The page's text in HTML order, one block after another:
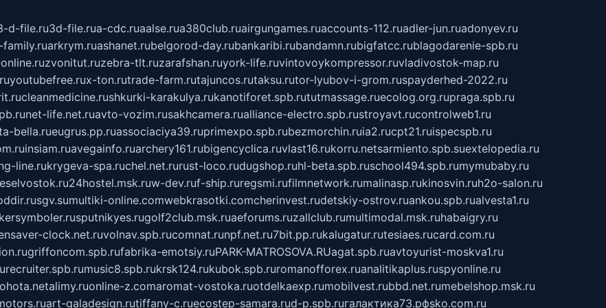
d-file.ru3d-file.rua-cdc.ruaalse.rua380club.ruairgungames.ruaccounts-112.ruadler-jun.ruadonyev.ru
family.ruarkrym.ruashanet.rubelgorod-day.rubankaribi.rubandamn.rubigfatcc.rublagodarenie-spb.ru
zvonitut.ruzebra-tlt.ruzarafshan.ruyork-life.ruvintovoykompressor.ruvladivostok-map.ru
youtubefree.rux-ton.rutrade-farm.rutajuncos.rutaksu.rutor-lyubov-i-grom.ruspayderhed-2022.ru
cleanmedicine.rushkurki-karakulya.rukanotiforet.spb.rututmassage.ruecolog.org.rupraga.spb.ru
net-life.net.ruavto-vozim.rusakhcamera.rualliance-electro.spb.rustroyavt.rucontrolweb1.ru
bella.rueugrus.pp.ruassociaciya39.ruprimexpo.spb.rubezmorchin.ruia2.rucpt21.ruispecspb.ru
insiam.ruavegainfo.ruarchery161.rubigencyclica.ruvlast16.rukorru.netsarmiento.spb.suextelopedia.ru
line.rukrygeva-spa.ruchel.net.rurust-loco.rudugshop.ruhl-beta.spb.ruschool494.spb.rumymubaby.ru
24hostel.msk.ruw-dev.ruf-ship.ruregsmi.rufilmnetwork.rumalinasp.rukinosvin.ruh2o-salon.ru
sgv.sumultiki-online.comwebkrasotki.comcherinvest.rudetskiy-ostrov.ruankou.spb.rualvesta1.ru
sputnikyes.rugolf2club.msk.ruaeforums.ruzallclub.rumultimodal.msk.ruhabaigry.ru
clock.net.ruvolnav.spb.rucomnat.runpf.net.ru7bit.pp.rukalugatur.rutesiaes.rucard.com.ru
griffoncom.spb.rufabrika-emotsiy.ruPARK-MATROSOVA.RUagat.spb.ruavtoyurist-moskva1.ru
recruiter.spb.rumusic8.spb.rukrsk124.rukubok.spb.ruromanofforex.ruanalitikaplus.ruspyonline.ru
alimy.ruonline-z.comaromat-vostoka.ruotdelkaexp.rumobilvest.rubbd.net.rumebelshop.msk.ru
art-galadesign.rutiffany-c.ruecostep-samara.rud-p.spb.ruгалактика73.рфsko.com.ru